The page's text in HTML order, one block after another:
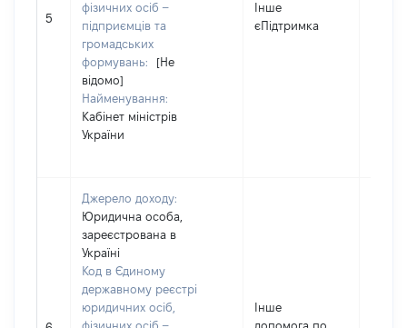
5
фізичних осіб –
підприємців та
громадських
формувань:
[Не
відомо]
Найменування:
Кабінет міністрів
України
Інше
єПідтримка
Джерело доходу:
Юридична особа,
зареєстрована в
Україні
Код в Єдиному
державному реєстрі
юридичних осіб,
фізичних осіб –
Інше
допомога по